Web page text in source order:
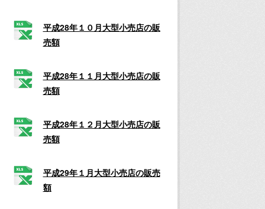
平成28年１０月大型小売店の販
売額
平成28年１１月大型小売店の販
売額
平成28年１２月大型小売店の販
売額
平成29年１月大型小売店の販売
額